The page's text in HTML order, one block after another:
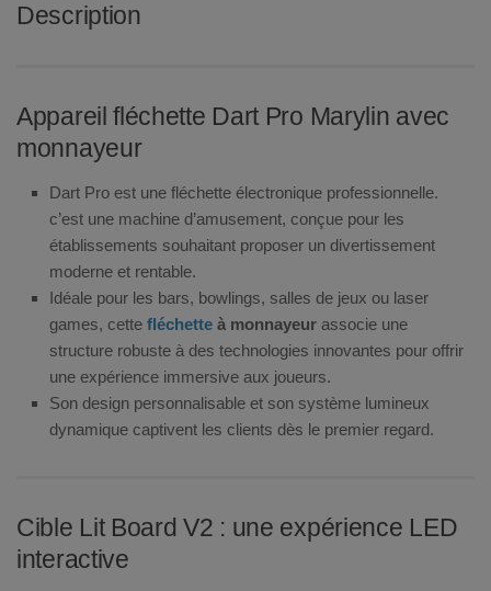
V2
Description
Appareil fléchette Dart Pro Marylin avec
monnayeur
Dart Pro est une fléchette électronique professionnelle.
c’est une machine d’amusement, conçue pour les
établissements souhaitant proposer un divertissement
moderne et rentable.
Idéale pour les bars, bowlings, salles de jeux ou laser
games, cette fléchette à monnayeur associe une
structure robuste à des technologies innovantes pour offrir
une expérience immersive aux joueurs.
Son design personnalisable et son système lumineux
dynamique captivent les clients dès le premier regard.
Cible Lit Board V2 : une expérience LED
interactive